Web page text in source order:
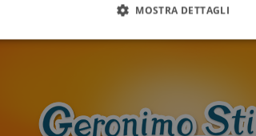
MOSTRA DETTAGLI